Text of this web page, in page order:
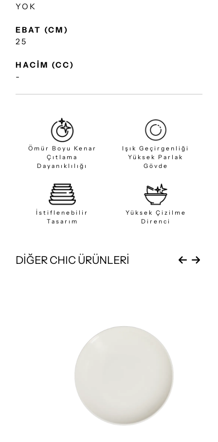
YOK
EBAT (CM)
25
HACİM (CC)
-
Ömür Boyu Kenar
Çıtlama
Dayanıklılığı
Işık Geçirgenliği
Yüksek Parlak
Gövde
İstiflenebilir
Tasarım
Yüksek Çizilme
Direnci
DİĞER CHIC ÜRÜNLERİ